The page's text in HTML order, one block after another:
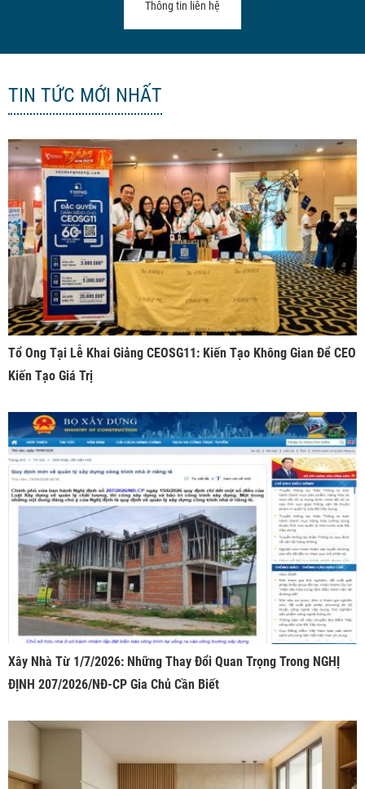
Thông tin liên hệ
TIN TỨC MỚI NHẤT
Tổ Ong Tại Lễ Khai Giảng CEOSG11: Kiến Tạo Không Gian Để CEO
Kiến Tạo Giá Trị
Xây Nhà Từ 1/7/2026: Những Thay Đổi Quan Trọng Trong NGHỊ
ĐỊNH 207/2026/NĐ-CP Gia Chủ Cần Biết